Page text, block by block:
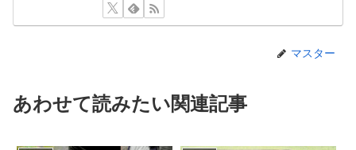
マスター
あわせて読みたい関連記事